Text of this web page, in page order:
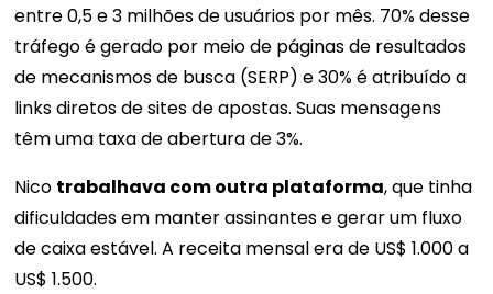
entre 0,5 e 3 milhões de usuários por mês. 70% desse
tráfego é gerado por meio de páginas de resultados
de mecanismos de busca (SERP) e 30% é atribuído a
links diretos de sites de apostas. Suas mensagens
têm uma taxa de abertura de 3%.
Nico trabalhava com outra plataforma, que tinha
dificuldades em manter assinantes e gerar um fluxo
de caixa estável. A receita mensal era de US$ 1.000 a
US$ 1.500.